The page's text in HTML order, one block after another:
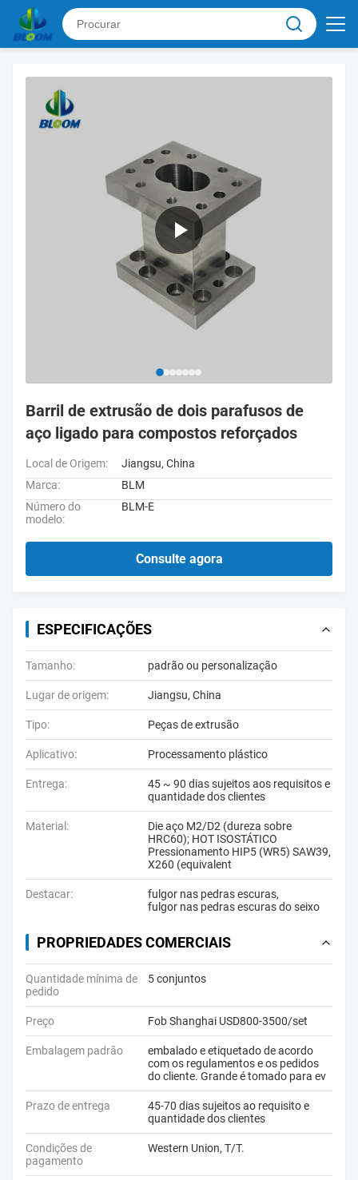
Barril de extrusão de dois parafusos de
aço ligado para compostos reforçados
Local de Origem:
Jiangsu, China
Marca:
BLM
Número do
modelo:
BLM-E
Consulte agora
ESPECIFICAÇÕES
Tamanho: padrão ou personalização
Lugar de origem: Jiangsu, China
Tipo: Peças de extrusão
Aplicativo: Processamento plástico
Entrega:
45 ~ 90 dias sujeitos aos requisitos e
quantidade dos clientes
Material:
Die aço M2/D2 (dureza sobre
HRC60); HOT ISOSTÁTICO
Pressionamento HIP5 (WR5) SAW39,
X260 (equivalent
Destacar: fulgor nas pedras escuras,
fulgor nas pedras escuras do seixo
PROPRIEDADES COMERCIAIS
Quantidade mínima de
pedido
5 conjuntos
Preço Fob Shanghai USD800-3500/set
Embalagem padrão
embalado e etiquetado de acordo
com os regulamentos e os pedidos
do cliente. Grande é tomado para ev
Prazo de entrega
45-70 dias sujeitos ao requisito e
quantidade dos clientes
Condições de
pagamento
Western Union, T/T.